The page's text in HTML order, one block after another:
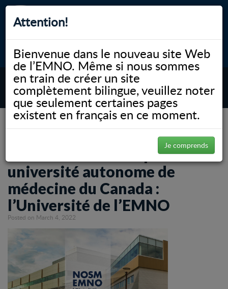
Attention!
Bienvenue dans le nouveau site Web
de l’EMNO. Même si nous sommes
en train de créer un site
complètement bilingue, veuillez noter
que seulement certaines pages
existent en français en ce moment.
Je comprends
myNOSM Accessibilité A- A+ English
MENU
NOSM.ca
News
Proclamation de la première
université autonome de
médecine du Canada :
l’Université de l’EMNO
Posted on March 4, 2022